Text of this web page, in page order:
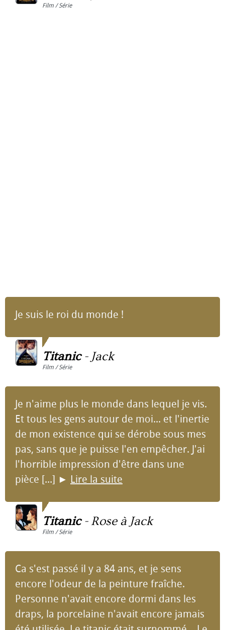
Film / Série
Je suis le roi du monde !
Titanic- Jack
Film / Série
Je n'aime plus le monde dans lequel je vis.
Et tous les gens autour de moi... et l'inertie
de mon existence qui se dérobe sous mes
pas, sans que je puisse l'en empêcher. J'ai
l'horrible impression d'être dans une
pièce [...] ► Lire la suite
Titanic- Rose à Jack
Film / Série
Ca s'est passé il y a 84 ans, et je sens
encore l'odeur de la peinture fraîche.
Personne n'avait encore dormi dans les
draps, la porcelaine n'avait encore jamais